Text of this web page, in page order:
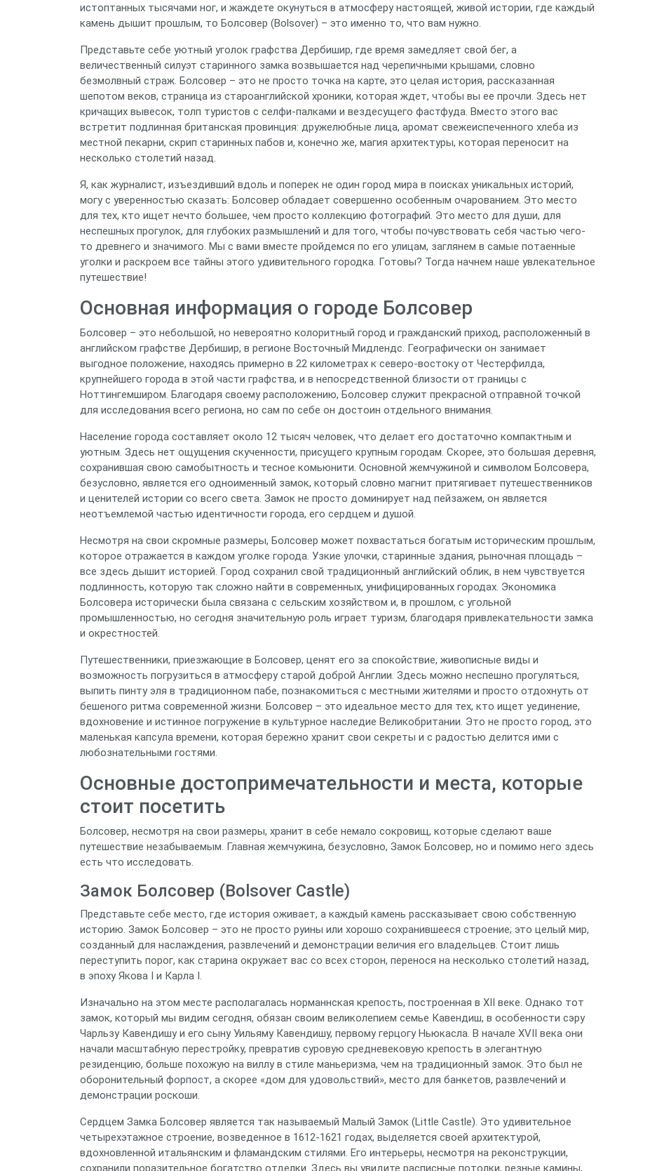
истоптанных тысячами ног, и жаждете окунуться в атмосферу настоящей, живой истории, где каждый
камень дышит прошлым, то Болсовер (Bolsover) – это именно то, что вам нужно.
Представьте себе уютный уголок графства Дербишир, где время замедляет свой бег, а
величественный силуэт старинного замка возвышается над черепичными крышами, словно
безмолвный страж. Болсовер – это не просто точка на карте, это целая история, рассказанная
шепотом веков, страница из староанглийской хроники, которая ждет, чтобы вы ее прочли. Здесь нет
кричащих вывесок, толп туристов с селфи-палками и вездесущего фастфуда. Вместо этого вас
встретит подлинная британская провинция: дружелюбные лица, аромат свежеиспеченного хлеба из
местной пекарни, скрип старинных пабов и, конечно же, магия архитектуры, которая переносит на
несколько столетий назад.
Я, как журналист, изъездивший вдоль и поперек не один город мира в поисках уникальных историй,
могу с уверенностью сказать: Болсовер обладает совершенно особенным очарованием. Это место
для тех, кто ищет нечто большее, чем просто коллекцию фотографий. Это место для души, для
неспешных прогулок, для глубоких размышлений и для того, чтобы почувствовать себя частью чего-
то древнего и значимого. Мы с вами вместе пройдемся по его улицам, заглянем в самые потаенные
уголки и раскроем все тайны этого удивительного городка. Готовы? Тогда начнем наше увлекательное
путешествие!
Основная информация о городе Болсовер
Болсовер – это небольшой, но невероятно колоритный город и гражданский приход, расположенный в
английском графстве Дербишир, в регионе Восточный Мидлендс. Географически он занимает
выгодное положение, находясь примерно в 22 километрах к северо-востоку от Честерфилда,
крупнейшего города в этой части графства, и в непосредственной близости от границы с
Ноттингемширом. Благодаря своему расположению, Болсовер служит прекрасной отправной точкой
для исследования всего региона, но сам по себе он достоин отдельного внимания.
Население города составляет около 12 тысяч человек, что делает его достаточно компактным и
уютным. Здесь нет ощущения скученности, присущего крупным городам. Скорее, это большая деревня,
сохранившая свою самобытность и тесное комьюнити. Основной жемчужиной и символом Болсовера,
безусловно, является его одноименный замок, который словно магнит притягивает путешественников
и ценителей истории со всего света. Замок не просто доминирует над пейзажем, он является
неотъемлемой частью идентичности города, его сердцем и душой.
Несмотря на свои скромные размеры, Болсовер может похвастаться богатым историческим прошлым,
которое отражается в каждом уголке города. Узкие улочки, старинные здания, рыночная площадь –
все здесь дышит историей. Город сохранил свой традиционный английский облик, в нем чувствуется
подлинность, которую так сложно найти в современных, унифицированных городах. Экономика
Болсовера исторически была связана с сельским хозяйством и, в прошлом, с угольной
промышленностью, но сегодня значительную роль играет туризм, благодаря привлекательности замка
и окрестностей.
Путешественники, приезжающие в Болсовер, ценят его за спокойствие, живописные виды и
возможность погрузиться в атмосферу старой доброй Англии. Здесь можно неспешно прогуляться,
выпить пинту эля в традиционном пабе, познакомиться с местными жителями и просто отдохнуть от
бешеного ритма современной жизни. Болсовер – это идеальное место для тех, кто ищет уединение,
вдохновение и истинное погружение в культурное наследие Великобритании. Это не просто город, это
маленькая капсула времени, которая бережно хранит свои секреты и с радостью делится ими с
любознательными гостями.
Основные достопримечательности и места, которые
стоит посетить
Болсовер, несмотря на свои размеры, хранит в себе немало сокровищ, которые сделают ваше
путешествие незабываемым. Главная жемчужина, безусловно, Замок Болсовер, но и помимо него здесь
есть что исследовать.
Замок Болсовер (Bolsover Castle)
Представьте себе место, где история оживает, а каждый камень рассказывает свою собственную
историю. Замок Болсовер – это не просто руины или хорошо сохранившееся строение; это целый мир,
созданный для наслаждения, развлечений и демонстрации величия его владельцев. Стоит лишь
переступить порог, как старина окружает вас со всех сторон, перенося на несколько столетий назад,
в эпоху Якова I и Карла I.
Изначально на этом месте располагалась норманнская крепость, построенная в XII веке. Однако тот
замок, который мы видим сегодня, обязан своим великолепием семье Кавендиш, в особенности сэру
Чарльзу Кавендишу и его сыну Уильяму Кавендишу, первому герцогу Ньюкасла. В начале XVII века они
начали масштабную перестройку, превратив суровую средневековую крепость в элегантную
резиденцию, больше похожую на виллу в стиле маньеризма, чем на традиционный замок. Это был не
оборонительный форпост, а скорее «дом для удовольствий», место для банкетов, развлечений и
демонстрации роскоши.
Сердцем Замка Болсовер является так называемый Малый Замок (Little Castle). Это удивительное
четырехэтажное строение, возведенное в 1612-1621 годах, выделяется своей архитектурой,
вдохновленной итальянским и фламандским стилями. Его интерьеры, несмотря на реконструкции,
сохранили поразительное богатство отделки. Здесь вы увидите расписные потолки, резные камины,